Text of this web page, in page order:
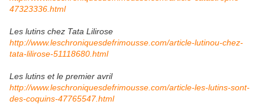
47323336.html
Les lutins chez Tata Lilirose
http://www.leschroniquesdefrimousse.com/article-lutinou-chez-
tata-lilirose-51118680.html
Les lutins et le premier avril
http://www.leschroniquesdefrimousse.com/article-les-lutins-sont-
des-coquins-47765547.html